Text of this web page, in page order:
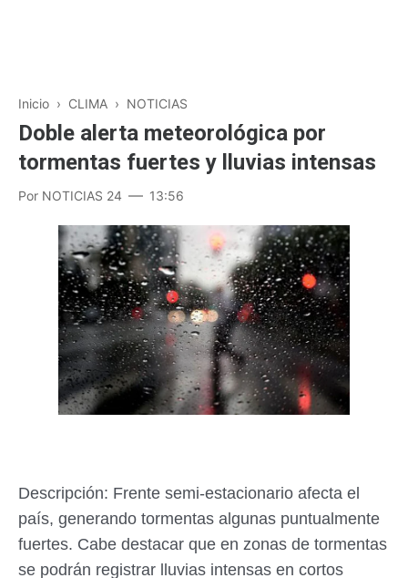
Inicio › CLIMA › NOTICIAS
Doble alerta meteorológica por
tormentas fuertes y lluvias intensas
Por NOTICIAS 24 13:56
Descripción: Frente semi-estacionario afecta el
país, generando tormentas algunas puntualmente
fuertes. Cabe destacar que en zonas de tormentas
se podrán registrar lluvias intensas en cortos